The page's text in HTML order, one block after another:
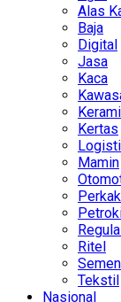
Alas
Baja
Digital
Jasa
Kaca
Kertas
Mamin
Ritel
Semen
Tekstil
Nasional